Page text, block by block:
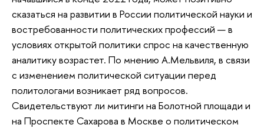
сказаться на развитии в России политической науки и
востребованности политических профессий — в
условиях открытой политики спрос на качественную
аналитику возрастет. По мнению А.Мельвиля, в связи
с изменением политической ситуации перед
политологами возникает ряд вопросов.
Свидетельствуют ли митинги на Болотной площади и
на Проспекте Сахарова в Москве о политическом